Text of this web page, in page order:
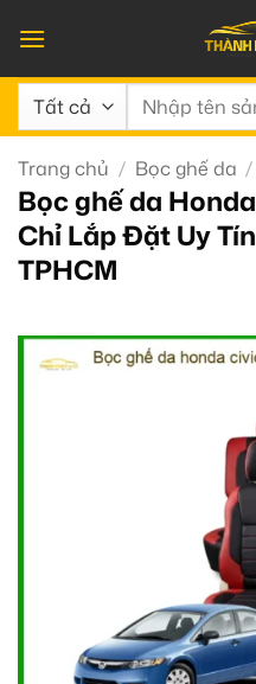
qua
nội
dung
Tìm
Trang chủ / Bọc ghế da /
Bọc ghế da
Chỉ Lắp Đặt Uy
TPHCM